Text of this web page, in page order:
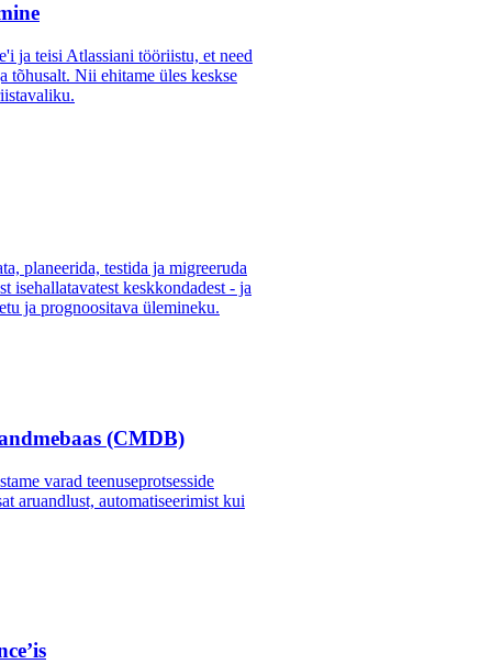
ja teisi Atlassiani tööriistu, et need
tõhusalt. Nii ehitame üles keskse
planeerida, testida ja migreeruda
isehallatavatest keskkondadest - ja
ja prognoositava ülemineku.
(CMDB)
varad teenuseprotsesside
aruandlust, automatiseerimist kui